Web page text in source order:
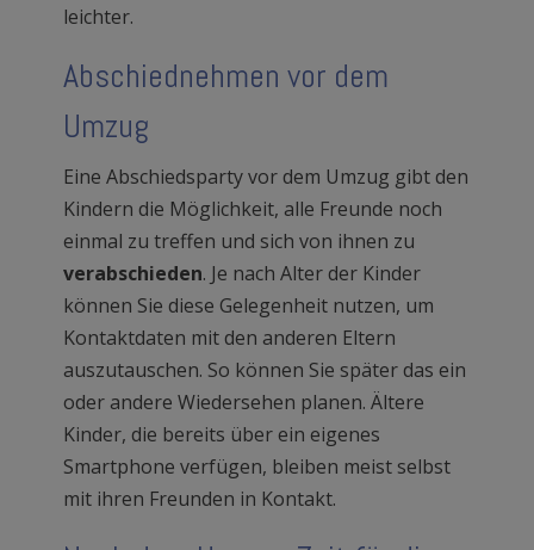
leichter.
Abschiednehmen vor dem
Umzug
Eine Abschiedsparty vor dem Umzug gibt den
Kindern die Möglichkeit, alle Freunde noch
einmal zu treffen und sich von ihnen zu
verabschieden. Je nach Alter der Kinder
können Sie diese Gelegenheit nutzen, um
Kontaktdaten mit den anderen Eltern
auszutauschen. So können Sie später das ein
oder andere Wiedersehen planen. Ältere
Kinder, die bereits über ein eigenes
Smartphone verfügen, bleiben meist selbst
mit ihren Freunden in Kontakt.